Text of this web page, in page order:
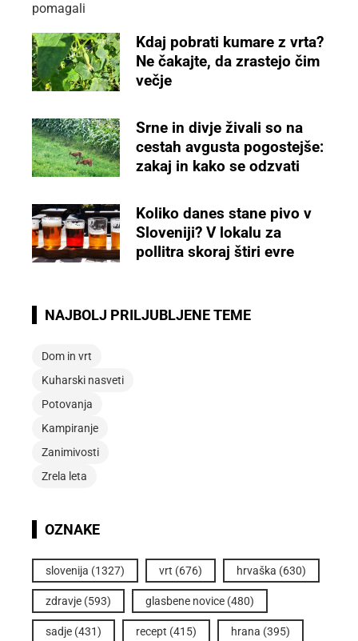
Kdaj pobrati kumare z vrta?
Ne čakajte, da zrastejo čim
večje
Srne in divje živali so na
cestah avgusta pogostejše:
zakaj in kako se odzvati
Koliko danes stane pivo v
Sloveniji? V lokalu za
pollitra skoraj štiri evre
NAJBOLJ PRILJUBLJENE TEME
Dom in vrt
Kuharski nasveti
Potovanja
Kampiranje
Zanimivosti
Zrela leta
OZNAKE
slovenija (1327) vrt (676) hrvaška (630)
zdravje (593) glasbene novice (480)
sadje (431) recept (415) hrana (395)